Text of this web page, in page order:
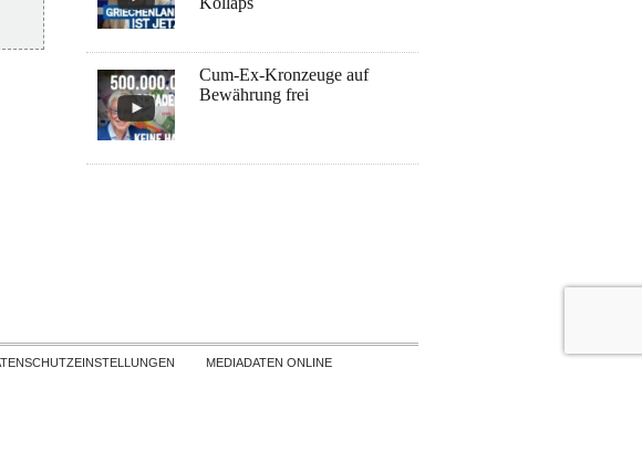
Cum-Ex-Kronzeuge auf
Bewährung frei
MEDIADATEN ONLINE